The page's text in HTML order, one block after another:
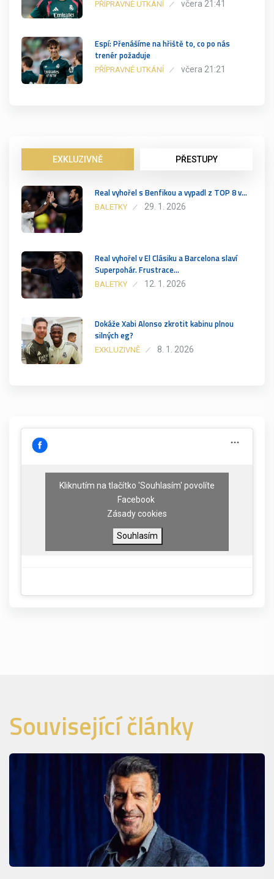
PŘÍPRAVNÉ UTKÁNÍ včera 21:41
Espí: Přenášíme na hřiště to, co po nás
trenér požaduje
PŘÍPRAVNÉ UTKÁNÍ včera 21:21
EXKLUZIVNĚ PŘESTUPY
Real vyhořel s Benfikou a vypadl z TOP 8 v…
BALETKY 29. 1. 2026
Real vyhořel v El Clásiku a Barcelona slaví
Superpohár. Frustrace…
BALETKY 12. 1. 2026
Dokáže Xabi Alonso zkrotit kabinu plnou
silných eg?
EXKLUZIVNĚ 8. 1. 2026
Kliknutím na tlačítko 'Souhlasím' povolíte
Facebook
Zásady cookies
Souhlasím
Související články